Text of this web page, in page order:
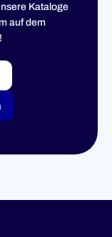
Kataloge
auf dem